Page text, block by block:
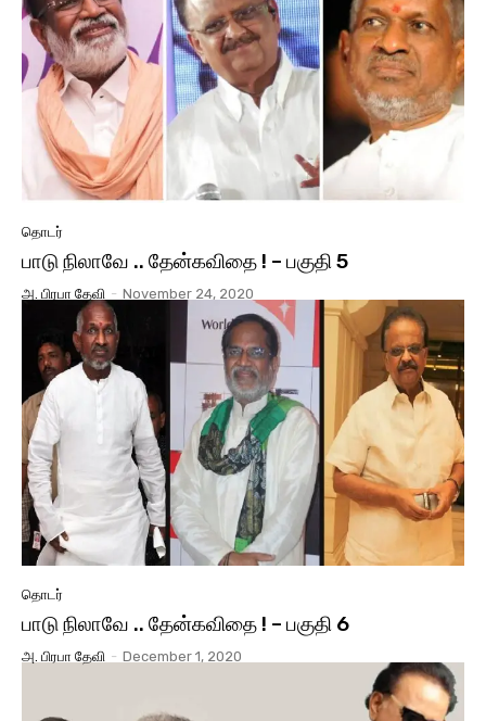
தொடர்
பாடு நிலாவே .. தேன்கவிதை ! – பகுதி 5
அ. பிரபா தேவி - November 24, 2020
தொடர்
பாடு நிலாவே .. தேன்கவிதை ! – பகுதி 6
அ. பிரபா தேவி - December 1, 2020